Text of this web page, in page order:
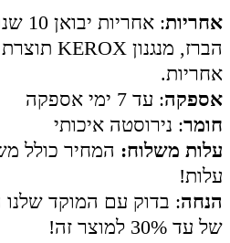
אחריות
:
אחריות.
אספקה: עד 7 ימי אספקה
חומר: נירוסטה איכותי
עלות משלוח: המחיר כולל
עלות!
הנחה: בדוק עם המוקד
של עד 30% למוצר זה!